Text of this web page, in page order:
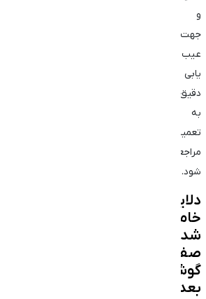
و
جهت
عیب
‌یابی
دقیق
به
تعمیرکار
مراجعه
شود.
دلایل
خاموش
شدن
صفحه
گوشی
بعد